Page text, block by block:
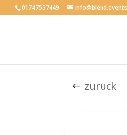
01747557449 info@blend.events
zurück